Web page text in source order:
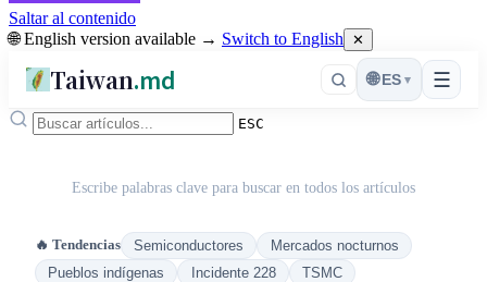
Saltar al contenido
🌐 English version available → Switch to English ✕
Taiwan.md ☰
🌐 ES ▾
ESC
Escribe palabras clave para buscar en todos los artículos
🔥 Tendencias Semiconductores
Mercados nocturnos
Pueblos indígenas
Incidente 228
TSMC